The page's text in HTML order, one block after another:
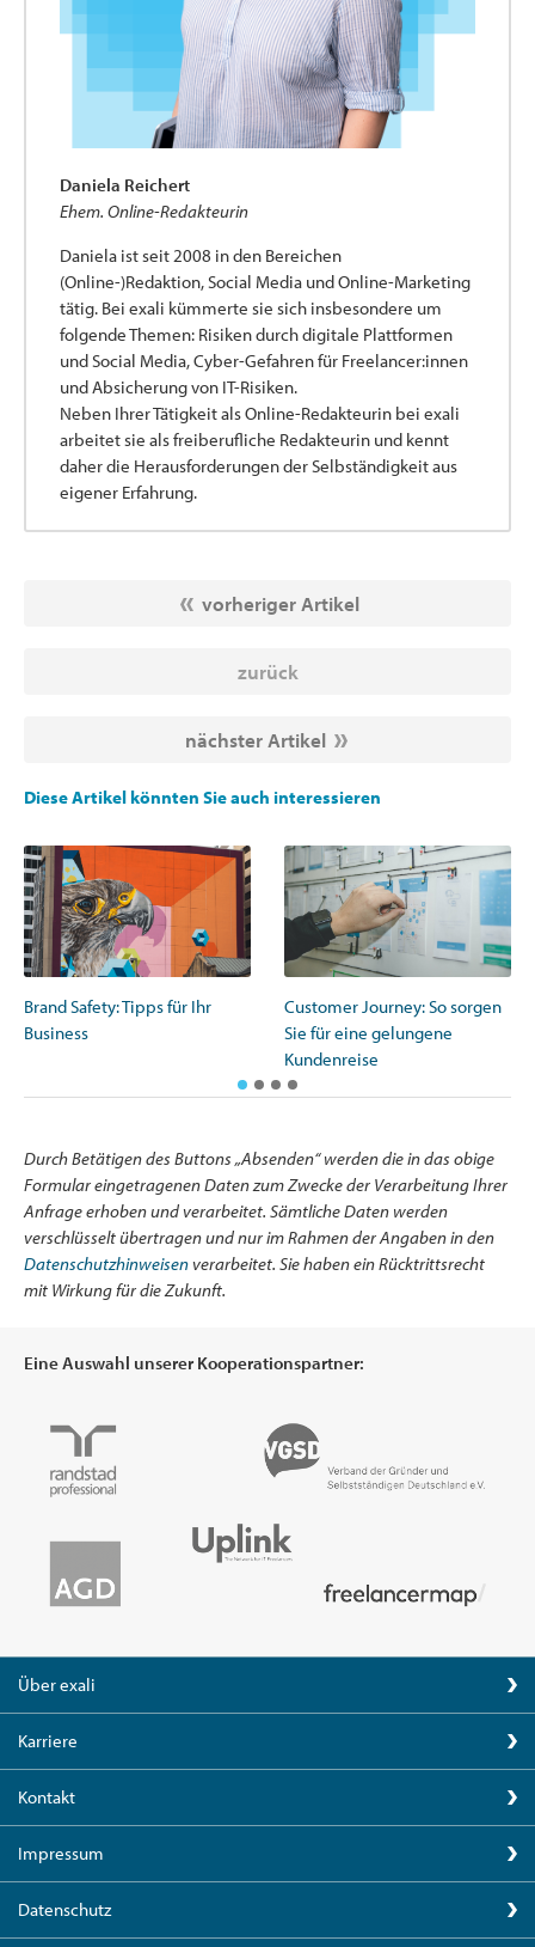
Daniela Reichert
Ehem. Online-Redakteurin
Daniela ist seit 2008 in den Bereichen
(Online-)Redaktion, Social Media und Online-Marketing
tätig. Bei exali kümmerte sie sich insbesondere um
folgende Themen: Risiken durch digitale Plattformen
und Social Media, Cyber-Gefahren für Freelancer:innen
und Absicherung von IT-Risiken.
Neben Ihrer Tätigkeit als Online-Redakteurin bei exali
arbeitet sie als freiberufliche Redakteurin und kennt
daher die Herausforderungen der Selbständigkeit aus
eigener Erfahrung.
vorheriger Artikel
zurück
nächster Artikel
Diese Artikel könnten Sie auch interessieren
Brand Safety: Tipps für Ihr
Business
Customer Journey: So sorgen
Sie für eine gelungene
Kundenreise
Durch Betätigen des Buttons „Absenden“ werden die in das obige
Formular eingetragenen Daten zum Zwecke der Verarbeitung Ihrer
Anfrage erhoben und verarbeitet. Sämtliche Daten werden
verschlüsselt übertragen und nur im Rahmen der Angaben in den
Datenschutzhinweisenverarbeitet. Sie haben ein Rücktrittsrecht
mit Wirkung für die Zukunft.
Eine Auswahl unserer Kooperationspartner:
Über exali
Karriere
Kontakt
Impressum
Datenschutz